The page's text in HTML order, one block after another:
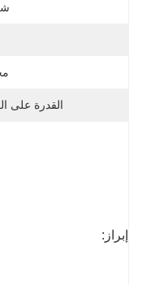
القدرة على
إبراز: